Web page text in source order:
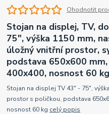
Ohodnotit
Stojan na displej, TV,
75", výška 1150 mm,
úložný vnitřní prostor,
podstava 650x600
400x400, nosnost 60 kg
Stojan na displej TV 43" - 75",
prostor s poličkou, podstava
nosnost 60 kg celý popis